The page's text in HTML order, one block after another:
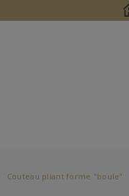
Couteau pliant forme "boule"